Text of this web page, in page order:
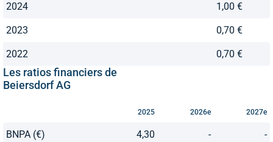
2024 1,00 €
2023 0,70 €
2022 0,70 €
Les ratios financiers de
Beiersdorf AG
2025 2026e 2027e
BNPA (€) 4,30 - -